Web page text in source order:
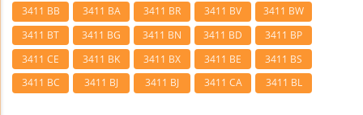
3411 BB 3411 BA 3411 BR 3411 BV
3411 BW
3411 BT
3411 BG 3411 BN 3411 BD
3411 BP
3411 CE
3411 BK 3411 BX 3411 BE
3411 BS
3411 BC
3411 BJ 3411 BJ 3411 CA 3411 BL